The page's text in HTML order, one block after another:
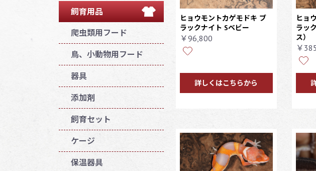
ラット
コオロギ
ヒヨコ、ウズラ
飼育用品
爬虫類用フード
鳥、小動物用フード
器具
添加剤
飼育セット
ケージ
保温器具
ヒョウモントカゲモドキ ブ
ラックナイト Sベビー
￥96,800
詳しくはこちらから
ヒョ
ラッ
ス）
￥